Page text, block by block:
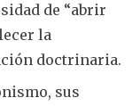
de “abrir
la
doctrinaria.
sus